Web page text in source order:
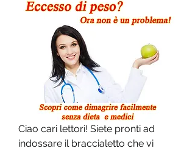
Ciao cari lettori! Siete pronti ad
indossare il braccialetto che vi